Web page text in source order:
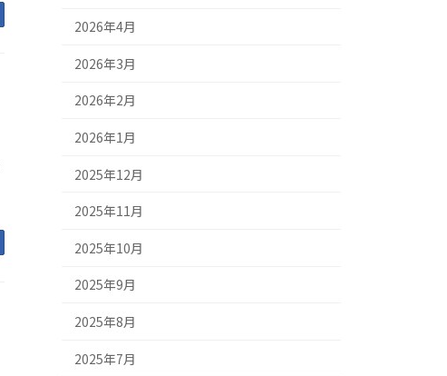
2026年4月
2026年3月
2026年2月
2026年1月
2025年12月
2025年11月
2025年10月
2025年9月
2025年8月
2025年7月